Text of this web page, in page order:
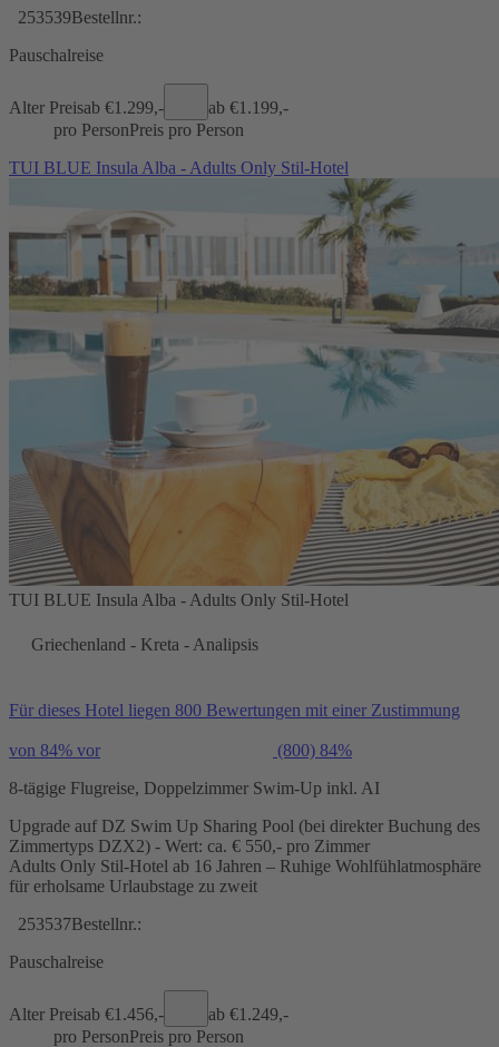
253539Bestellnr.:
Pauschalreise
Alter Preisab €1.299,- ab €1.199,-
pro PersonPreis pro Person
TUI BLUE Insula Alba - Adults Only Stil-Hotel
TUI BLUE Insula Alba - Adults Only Stil-Hotel
Griechenland - Kreta - Analipsis
Für dieses Hotel liegen 800 Bewertungen mit einer Zustimmung
von 84% vor (800) 84%
8-tägige Flugreise, Doppelzimmer Swim-Up inkl. AI
Upgrade auf DZ Swim Up Sharing Pool (bei direkter Buchung des
Zimmertyps DZX2) - Wert: ca. € 550,- pro Zimmer
Adults Only Stil-Hotel ab 16 Jahren – Ruhige Wohlfühlatmosphäre
für erholsame Urlaubstage zu zweit
253537Bestellnr.:
Pauschalreise
Alter Preisab €1.456,- ab €1.249,-
pro PersonPreis pro Person